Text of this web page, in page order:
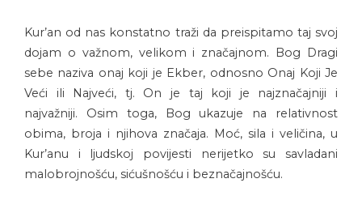
Kur’an od nas konstatno traži da preispitamo taj svoj
dojam o važnom, velikom i značajnom. Bog Dragi
sebe naziva onaj koji je Ekber, odnosno Onaj Koji Je
Veći ili Najveći, tj. On je taj koji je najznačajniji i
najvažniji. Osim toga, Bog ukazuje na relativnost
obima, broja i njihova značaja. Moć, sila i veličina, u
Kur’anu i ljudskoj povijesti nerijetko su savladani
malobrojnošću, sićušnošću i beznačajnošću.